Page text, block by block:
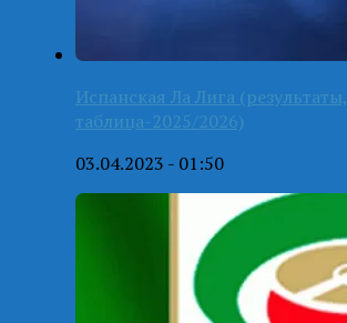
Испанская Ла Лига (результаты,
таблица-2025/2026)
03.04.2023 - 01:50